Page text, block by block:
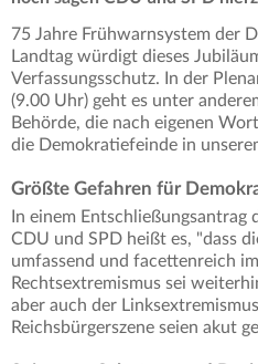
75 Jahre Frühwarnsystem der
Landtag würdigt dieses
Verfassungsschutz. In der
(9.00 Uhr) geht es unter
Behörde, die nach eigenen
die Demokratiefeinde in
Größte Gefahren für
In einem Entschließungsantrag
CDU und SPD heißt es, "dass
umfassend und facettenreich
Rechtsextremismus sei
aber auch der
Reichsbürgerszene seien akut